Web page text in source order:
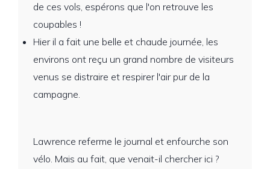
de ces vols, espérons que l'on retrouve les
coupables !
Hier il a fait une belle et chaude journée, les
environs ont reçu un grand nombre de visiteurs
venus se distraire et respirer l'air pur de la
campagne.
Lawrence referme le journal et enfourche son
vélo. Mais au fait, que venait-il chercher ici ?